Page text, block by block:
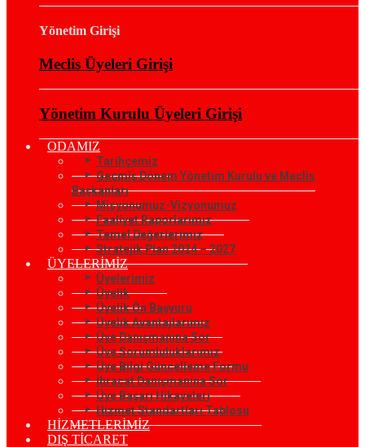
Yönetim Girişi
Meclis Üyeleri Girişi
Yönetim Kurulu Üyeleri Girişi
ODAMIZ
Tarihçemiz
Geçmiş Dönem Yönetim Kurulu ve Meclis
Başkanları
Misyonumuz-Vizyonumuz
Faaliyet Raporlarımız
Temel Değerlerimiz
Stratejik Plan 2024 – 2027
ÜYELERİMİZ
Üyelerimiz
Üyelik
Üyelik Ön Başvuru
Üyelik Avantajlarımız
Üye Danışmanına Sor
Üye Sorumluluklarımız
Üye Bilgi Güncelleme Formu
İhracat Danışmanına Sor
Üye Başarı Hikayeleri
Hizmet Standartları Tablosu
HİZMETLERİMİZ
DIŞ TİCARET